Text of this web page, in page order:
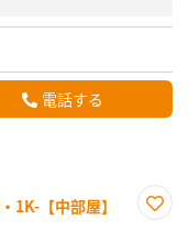
電話する
1K-【中部屋】